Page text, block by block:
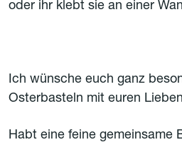
oder ihr klebt sie an einer
Ich wünsche euch ganz
Osterbasteln mit euren
Habt eine feine gemeinsame